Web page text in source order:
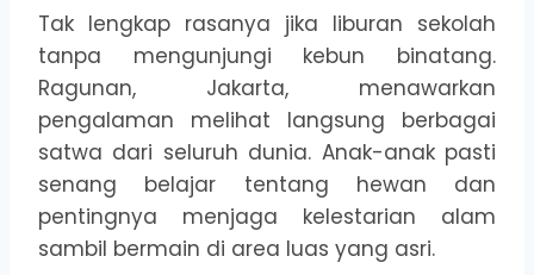
Tak lengkap rasanya jika liburan sekolah
tanpa mengunjungi kebun binatang.
Ragunan, Jakarta, menawarkan
pengalaman melihat langsung berbagai
satwa dari seluruh dunia. Anak-anak pasti
senang belajar tentang hewan dan
pentingnya menjaga kelestarian alam
sambil bermain di area luas yang asri.